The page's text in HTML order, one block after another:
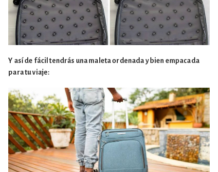
Y así de fácil tendrás una maleta ordenada y bien empacada
para tu viaje: